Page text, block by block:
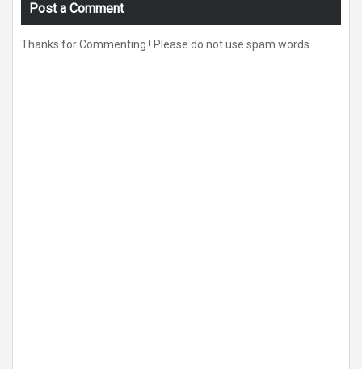
Post a Comment
Thanks for Commenting ! Please do not use spam words.